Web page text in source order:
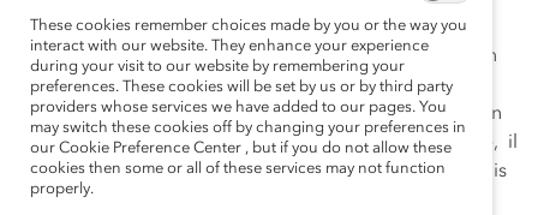
Thomas O’Neill est décédé le 3 avril 2020. Tom a eu un
impact considérable sur la vie et la carrière de
nombreuses femmes évoluant dans le monde canadien
des affaires. Au cours de son impressionnante carrière, il
a été PDG et président du conseil de la société autrefois
nommée Price Waterhouse, chef de l’exploitation de
These cookies remember choices made by you or the way you
interact with our website. They enhance your experience
during your visit to our website by remembering your
preferences. These cookies will be set by us or by third party
providers whose services we have added to our pages. You
may switch these cookies off by changing your preferences in
our Cookie Preference Center , but if you do not allow these
cookies then some or all of these services may not function
properly.